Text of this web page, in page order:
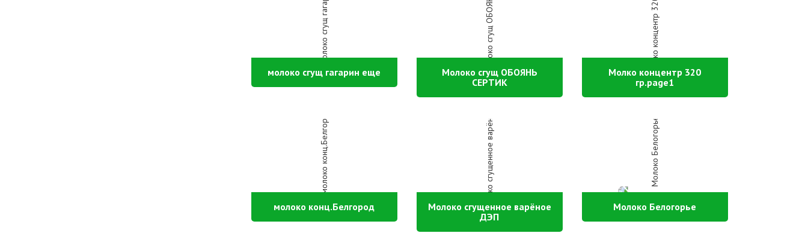
молоко сгущ гагарин еще
Молоко сгущ ОБОЯНЬ
СЕРТИК
Молко концентр 320
гр.page1
молоко конц.Белгород
Молоко сгущенное варёное
ДЭП
Молоко Белогорье